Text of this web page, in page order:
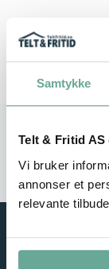
Samtykke
Telt & Fritid
Vi bruker
annonser et
relevante
Stort utvalg
Service i fokus